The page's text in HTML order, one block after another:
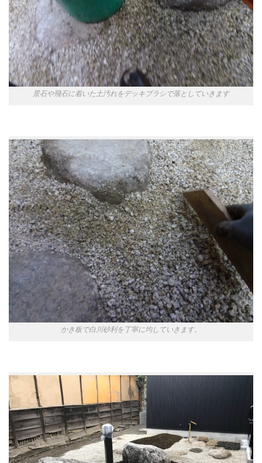
景石や飛石に着いた土汚れをデッキブラシで落としていきます
かき板で白川砂利を丁寧に均していきます。